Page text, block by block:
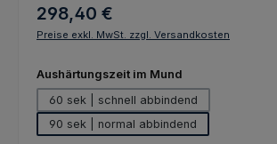
Regulärer Preis:
298,40 €
Preise exkl. MwSt. zzgl. Versandkosten
Aushärtungszeit im Mund
60 sek | schnell abbindend
90 sek | normal abbindend